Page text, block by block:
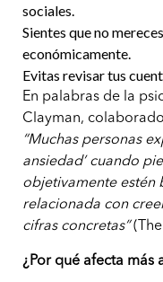
sociales.
Sientes que no
económicamente.
Evitas revisar tus
En palabras de la
Clayman,
“Muchas personas
ansiedad’ cuando
objetivamente estén
relacionada con
cifras concretas”(The
¿Por qué afecta más